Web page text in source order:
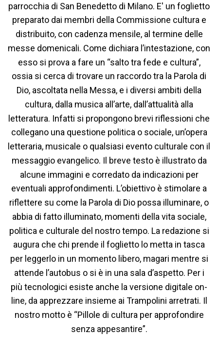
parrocchia di San Benedetto di Milano. E' un foglietto
preparato dai membri della Commissione cultura e
distribuito, con cadenza mensile, al termine delle
messe domenicali. Come dichiara l’intestazione, con
esso si prova a fare un “salto tra fede e cultura”,
ossia si cerca di trovare un raccordo tra la Parola di
Dio, ascoltata nella Messa, e i diversi ambiti della
cultura, dalla musica all’arte, dall’attualità alla
letteratura. Infatti si propongono brevi riflessioni che
collegano una questione politica o sociale, un’opera
letteraria, musicale o qualsiasi evento culturale con il
messaggio evangelico. Il breve testo è illustrato da
alcune immagini e corredato da indicazioni per
eventuali approfondimenti. L’obiettivo è stimolare a
riflettere su come la Parola di Dio possa illuminare, o
abbia di fatto illuminato, momenti della vita sociale,
politica e culturale del nostro tempo. La redazione si
augura che chi prende il foglietto lo metta in tasca
per leggerlo in un momento libero, magari mentre si
attende l’autobus o si è in una sala d’aspetto. Per i
più tecnologici esiste anche la versione digitale on-
line, da apprezzare insieme ai Trampolini arretrati. Il
nostro motto è “Pillole di cultura per approfondire
senza appesantire”.